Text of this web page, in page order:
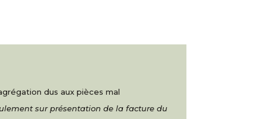
dus aux pièces mal
sur présentation de la facture du